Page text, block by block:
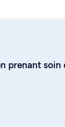
prenant soin